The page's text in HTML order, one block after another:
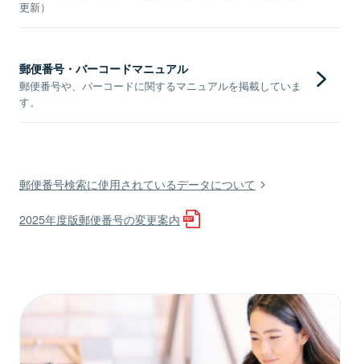
更新）
郵便番号・バーコードマニュアル
郵便番号や、バーコードに関するマニュアルを掲載していま
す。
郵便番号検索に使用されているデータについて
2025年度版郵便番号の変更案内